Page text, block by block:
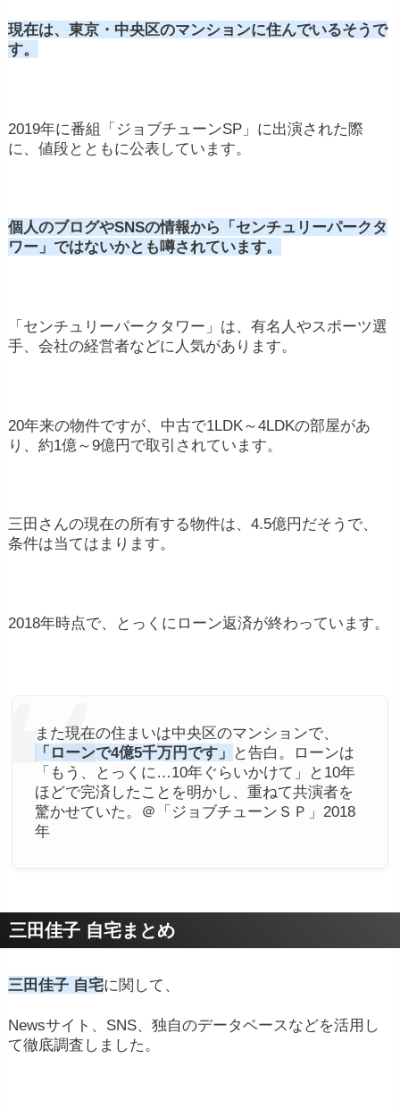
現在は、東京・中央区のマンションに住んでいるそうで
す。
2019年に番組「ジョブチューンSP」に出演された際
に、値段とともに公表しています。
個人のブログやSNSの情報から「センチュリーパークタ
ワー」ではないかとも噂されています。
「センチュリーパークタワー」は、有名人やスポーツ選
手、会社の経営者などに人気があります。
20年来の物件ですが、中古で1LDK～4LDKの部屋があ
り、約1億～9億円で取引されています。
三田さんの現在の所有する物件は、4.5億円だそうで、
条件は当てはまります。
2018年時点で、とっくにローン返済が終わっています。
また現在の住まいは中央区のマンションで、
「ローンで4億5千万円です」 と告白。ローンは
「もう、とっくに…10年ぐらいかけて」と10年
ほどで完済したことを明かし、重ねて共演者を
驚かせていた。＠「ジョブチューンＳＰ」2018
年
三田佳子 自宅まとめ
三田佳子 自宅に関して、
Newsサイト、SNS、独自のデータベースなどを活用し
て徹底調査しました。